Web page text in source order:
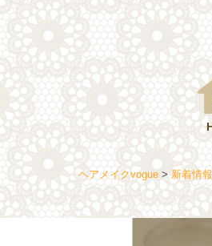
ヘアメイクvogue>新着情報